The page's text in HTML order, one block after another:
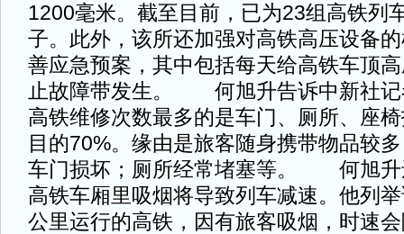
1200毫米。截至目前，已为23组高铁列
子。此外，该所还加强对高铁高压设备
善应急预案，其中包括每天给高铁车顶
止故障带发生。 何旭升告诉中新社记
高铁维修次数最多的是车门、厕所、座
目的70%。缘由是旅客随身携带物品较
车门损坏；厕所经常堵塞等。 何旭升
高铁车厢里吸烟将导致列车减速。他列
公里运行的高铁，因有旅客吸烟，时速